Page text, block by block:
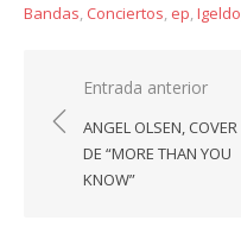
Bandas, Conciertos, ep,Igeldo
Navegación
de
entradas
Entrada anterior
ANGEL OLSEN, COVER
DE “MORE THAN YOU
KNOW”